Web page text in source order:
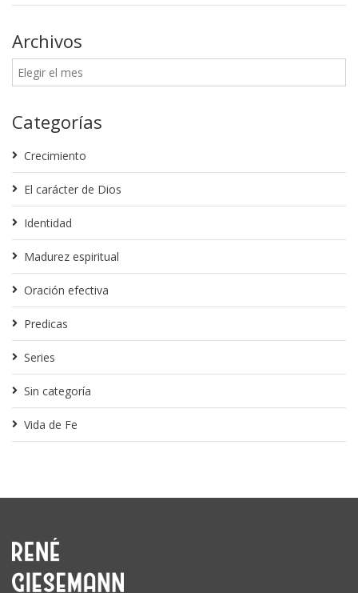
Archivos
Categorías
Crecimiento
El carácter de Dios
Identidad
Madurez espiritual
Oración efectiva
Predicas
Series
Sin categoría
Vida de Fe